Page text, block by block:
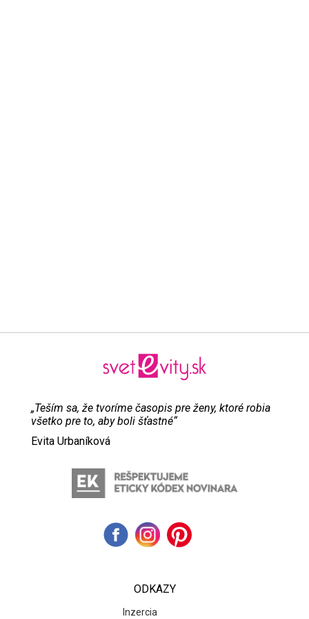
„Teším sa, že tvoríme časopis pre ženy, ktoré robia
všetko pre to, aby boli šťastné“
Evita Urbaníková
ODKAZY
Inzercia